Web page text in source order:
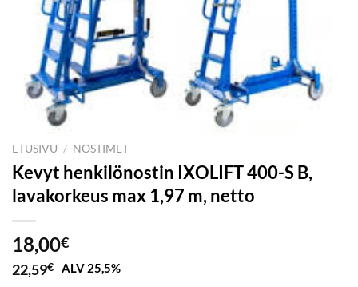
ETUSIVU / NOSTIMET
Kevyt henkilönostin IXOLIFT 400-S B,
lavakorkeus max 1,97 m, netto
18,00€
22,59€ ALV 25,5%